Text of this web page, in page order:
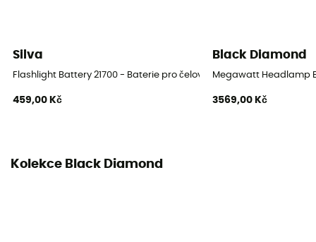
Silva
Flashlight Battery 21700 - Baterie pro čelovky
459,00 Kč
Black Diamond
Megawatt Headlamp
3569,00 Kč
Kolekce Black Diamond